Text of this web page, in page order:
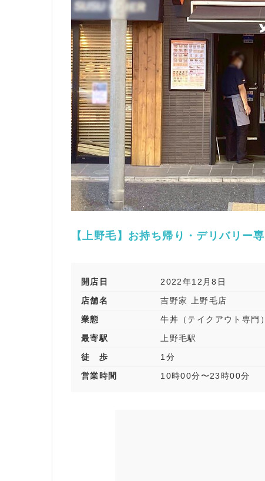
【上野毛】お持ち帰り・デリバリー
開店日
2022年12月8日
店舗名
吉野家 上野毛店
業態
牛丼（テイクアウト専門）
最寄駅
上野毛駅
徒 歩
1分
営業時間
10時00分〜23時00分